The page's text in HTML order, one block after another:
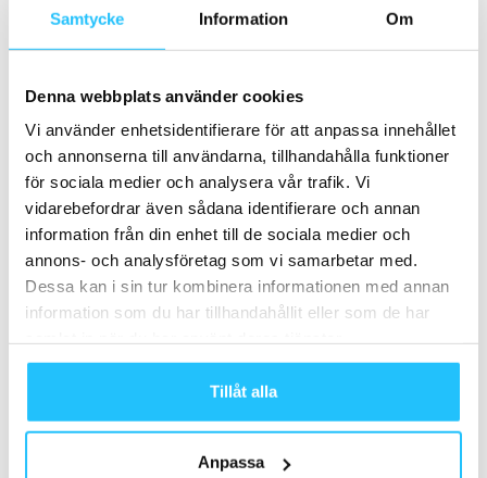
Samtycke Information Om
Denna webbplats använder cookies
Vi använder enhetsidentifierare för att anpassa innehållet
och annonserna till användarna, tillhandahålla funktioner
för sociala medier och analysera vår trafik. Vi
vidarebefordrar även sådana identifierare och annan
information från din enhet till de sociala medier och
annons- och analysföretag som vi samarbetar med.
Dessa kan i sin tur kombinera informationen med annan
information som du har tillhandahållit eller som de har
Tillåt alla
Anpassa
Business
Activio förvärvas av Nordic
Fighter AB – lägger i nästa
växel...
Träning
Bildextra: Friskis Inspo 2023
Kartläggning av svenskarnas
tränat mer utomhus våren
SM-veckan i Karlstad – tre
fitness med...